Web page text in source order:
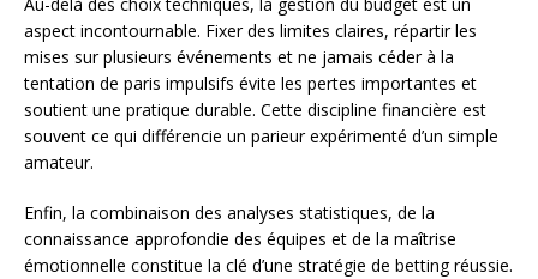
Au-delà des choix techniques, la gestion du budget est un
aspect incontournable. Fixer des limites claires, répartir les
mises sur plusieurs événements et ne jamais céder à la
tentation de paris impulsifs évite les pertes importantes et
soutient une pratique durable. Cette discipline financière est
souvent ce qui différencie un parieur expérimenté d’un simple
amateur.
Enfin, la combinaison des analyses statistiques, de la
connaissance approfondie des équipes et de la maîtrise
émotionnelle constitue la clé d’une stratégie de betting réussie.